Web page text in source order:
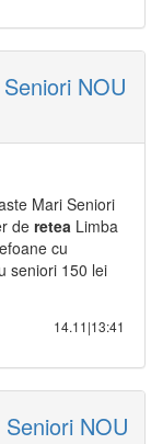
NOU
Mari Seniori
deretea Limba
cu
seniori 150 lei
14.11|13:41
NOU